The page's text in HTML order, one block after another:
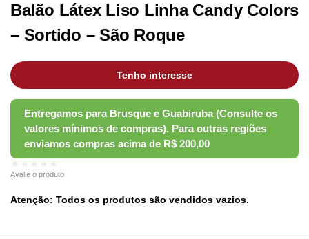
Balão Látex Liso Linha Candy Colors
– Sortido – São Roque
Tenho interesse
Avalie o produto
Atenção: Todos os produtos são vendidos vazios.